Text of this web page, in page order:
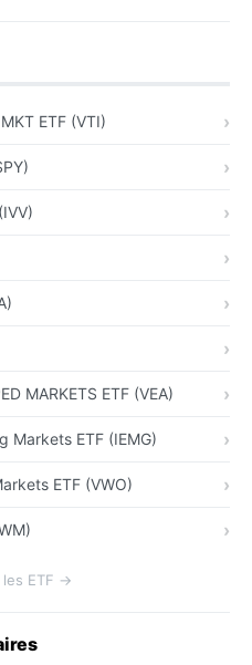
ETF (VTI)
MARKETS ETF (VEA)
Markets ETF (IEMG)
ETF (VWO)
ETF →